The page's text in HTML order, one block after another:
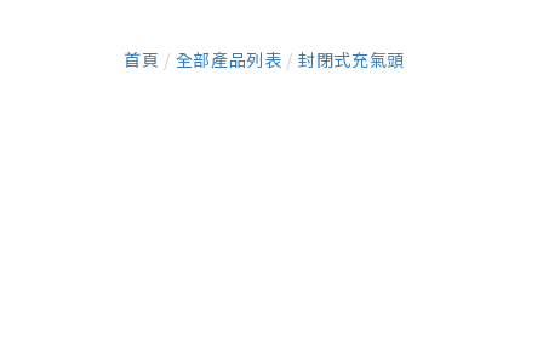
首頁 / 全部產品列表 / 封閉式充氣頭